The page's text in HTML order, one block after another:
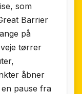
som
Barrier
på
tørrer
åbner
pause fra